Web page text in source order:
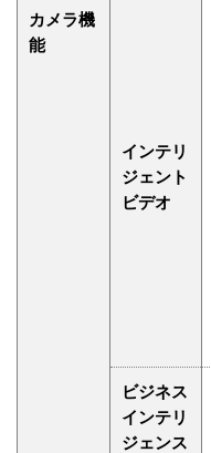
カメラ機
能
インテリ
ジェント
ビデオ
ビジネス
インテリ
ジェンス